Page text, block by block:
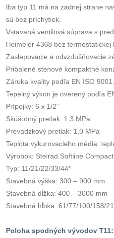
Iba typ 11 má na zadnej strane
sú bez príchytiek.
Vstavaná ventilová súprava s
Heimeier 4368 bez termostatickej
Zaslepovacie a odvzdušňovacie
Pribalené stenové kompaktné
Záruka kvality podľa EN ISO 9001.
Tepelný výkon je overený podľa
Prípojky: 6 x 1/2“
Skúšobný pretlak: 1,3 MPa
Prevádzkový pretlak: 1,0 MPa
Teplota vykurovacieho média:
Výrobok: Stelrad Softline
Typ: 11/21/22/33/44*
Stavebná výška: 300 – 900 mm
Stavebná dĺžka: 400 – 3000 mm
Stavebná hĺbka: 61/77/100/158/
Poloha spodných vývodov